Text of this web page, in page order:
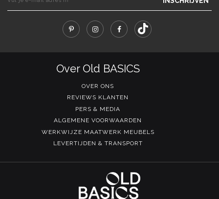
Over Old BASICS
OVER ONS
REVIEWS KLANTEN
PERS & MEDIA
ALGEMENE VOORWAARDEN
WERKWIJZE MAATWERK MEUBELS
LEVERTIJDEN & TRANSPORT